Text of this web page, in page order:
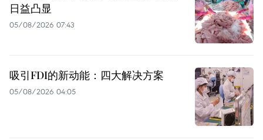
日益凸显
05/08/2026 07:43
吸引FDI的新动能：四大解决方案
05/08/2026 04:05